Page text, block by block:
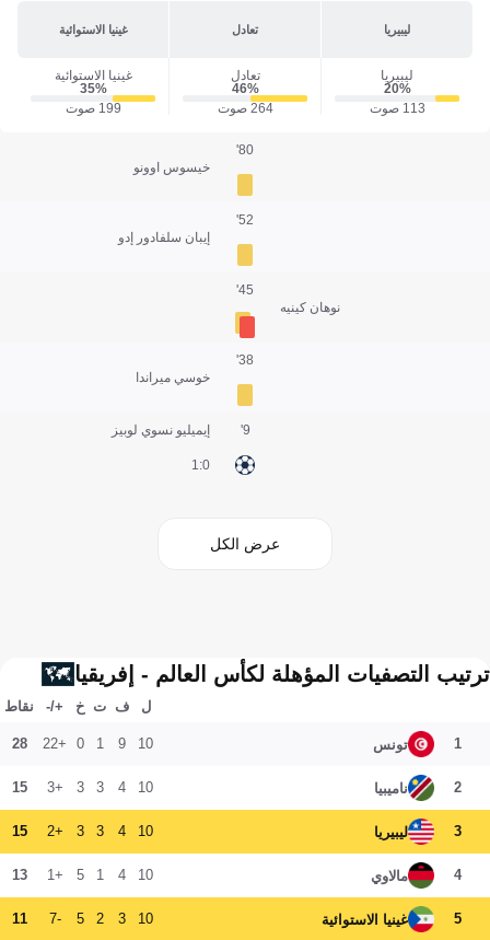
ليبيريا تعادل غينيا الاستوائية
ليبيريا
20‎%‎
113 صوت
تعادل
46‎%‎
264 صوت
غينيا الاستوائية
35‎%‎
199 صوت
خيسوس اوونو
80'
إيبان سلفادور إدو
52'
نوهان كينيه
45'
خوسي ميراندا
38'
إيميليو نسوي لوبيز
0:1
9'
عرض الكل
ترتيب التصفيات المؤهلة لكأس العالم - إفريقيا
ل ف ت خ +/- نقاط
1 تونس 10
9
1
0
+22
28
2 ناميبيا 10
4
3
3
+3
15
3 ليبيريا 10
4
3
3
+2
15
4 مالاوي 10
4
1
5
+1
13
5 غينيا الاستوائية 10
3
2
5
-7
11